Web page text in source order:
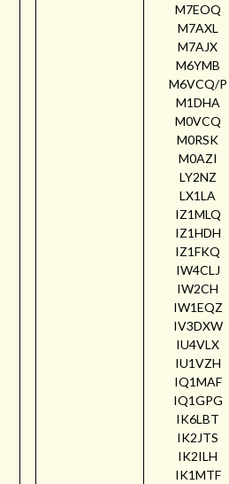
M7EOQ
M7AXL
M7AJX
M6YMB
M6VCQ/P
M1DHA
M0VCQ
M0RSK
M0AZI
LY2NZ
LX1LA
IZ1MLQ
IZ1HDH
IZ1FKQ
IW4CLJ
IW2CH
IW1EQZ
IV3DXW
IU4VLX
IU1VZH
IQ1MAF
IQ1GPG
IK6LBT
IK2JTS
IK2ILH
IK1MTF